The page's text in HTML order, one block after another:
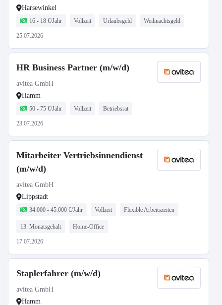
Harsewinkel
16 - 18 €/Jahr Vollzeit Urlaubsgeld Weihnachtsgeld
25.07.2026
HR Business Partner (m/w/d)
avitea GmbH
Hamm
50 - 75 €/Jahr Vollzeit Betriebsrat
23.07.2026
Mitarbeiter Vertriebsinnendienst
(m/w/d)
avitea GmbH
Lippstadt
34.000 - 45.000 €/Jahr Vollzeit Flexible Arbeitszeiten
13. Monatsgehalt Home-Office
17.07.2026
Staplerfahrer (m/w/d)
avitea GmbH
Hamm